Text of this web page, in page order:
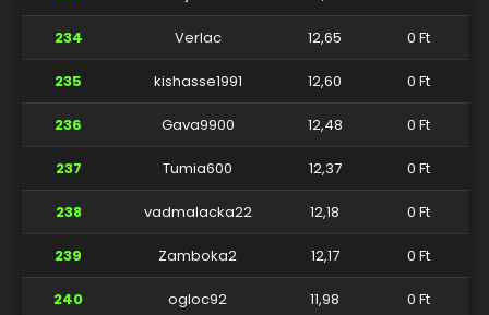
234 Verlac 12,65 0 Ft
235 kishasse1991 12,60 0 Ft
236 Gava9900 12,48 0 Ft
237 Tumia600 12,37 0 Ft
238 vadmalacka22 12,18 0 Ft
239 Zamboka2 12,17 0 Ft
240 ogloc92 11,98 0 Ft